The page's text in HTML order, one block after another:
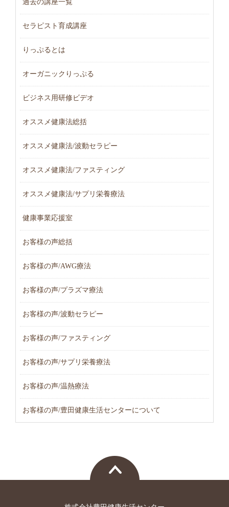
過去の講座一覧
セラピスト育成講座
りっぷるとは
オーガニックりっぷる
ビジネス用研修ビデオ
オススメ健康法総括
オススメ健康法/波動セラピー
オススメ健康法/ファスティング
オススメ健康法/サプリ栄養療法
健康事業応援室
お客様の声総括
お客様の声/AWG療法
お客様の声/プラズマ療法
お客様の声/波動セラピー
お客様の声/ファスティング
お客様の声/サプリ栄養療法
お客様の声/温熱療法
お客様の声/豊田健康生活センターについて